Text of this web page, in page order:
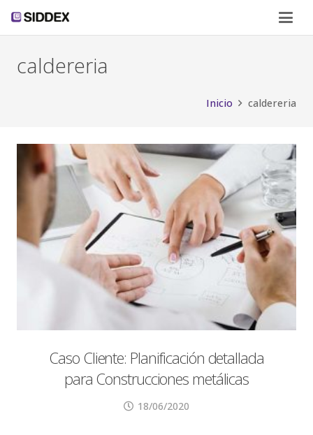
caldereria
Inicio caldereria
Caso Cliente: Planificación detallada
para Construcciones metálicas
18/06/2020